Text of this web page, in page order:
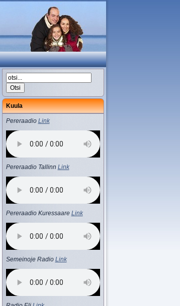
Kuula
Pereraadio Link
Pereraadio Tallinn Link
Pereraadio Kuressaare Link
Semeinoje Radio Link